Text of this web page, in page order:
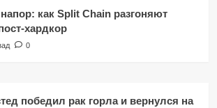
как Split Chain разгоняют
хардкор
0
победил рак горла и вернулся на